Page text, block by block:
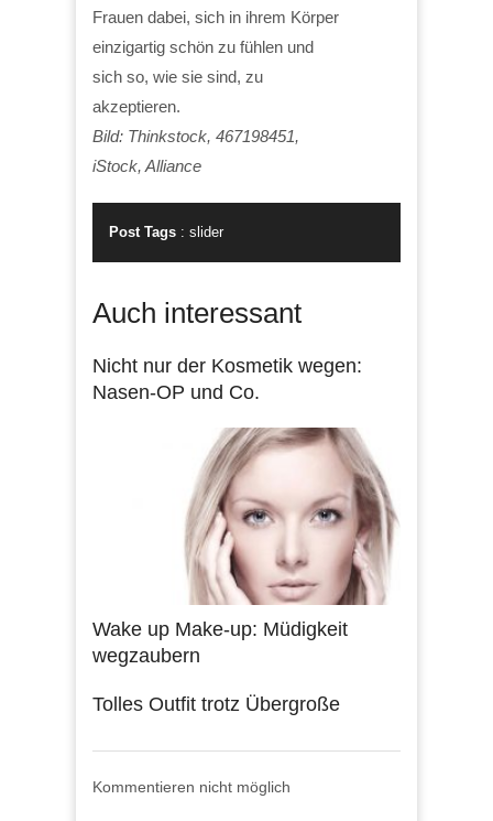
Frauen dabei, sich in ihrem Körper
einzigartig schön zu fühlen und
sich so, wie sie sind, zu
akzeptieren.
Bild: Thinkstock, 467198451,
iStock, Alliance
Post Tags : slider
Auch interessant
Nicht nur der Kosmetik wegen:
Nasen-OP und Co.
Wake up Make-up: Müdigkeit
wegzaubern
Tolles Outfit trotz Übergroße
Kommentieren nicht möglich